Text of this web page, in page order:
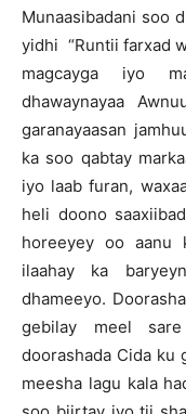
Munaasibadani soo
yidhi “Runtii farxad
magcayga iyo
dhawaynayaa
garanayaasan
ka soo qabtay
iyo laab furan,
heli doono
horeeyey oo aanu
ilaahay ka
dhameeyo.
gebilay meel
doorashada Cida ku
meesha lagu kala